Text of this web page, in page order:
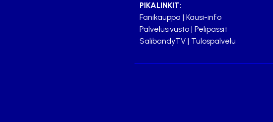
PIKALINKIT:
Fanikauppa | Kausi-info
Palvelusivusto | Pelipassit
SalibandyTV | Tulospalvelu